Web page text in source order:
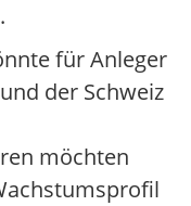
für Anleger
der Schweiz
möchten